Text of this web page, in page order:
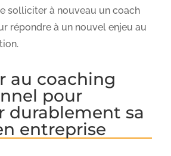
solliciter à nouveau un coach
répondre à un nouvel enjeu au
au coaching
pour
durablement sa
entreprise